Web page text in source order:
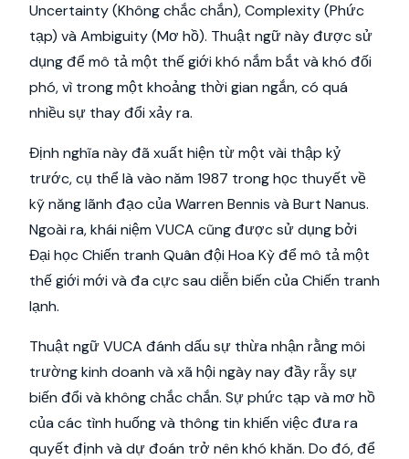
Uncertainty (Không chắc chắn), Complexity (Phức
tạp) và Ambiguity (Mơ hồ). Thuật ngữ này được sử
dụng để mô tả một thế giới khó nắm bắt và khó đối
phó, vì trong một khoảng thời gian ngắn, có quá
nhiều sự thay đổi xảy ra.
Định nghĩa này đã xuất hiện từ một vài thập kỷ
trước, cụ thể là vào năm 1987 trong học thuyết về
kỹ năng lãnh đạo của Warren Bennis và Burt Nanus.
Ngoài ra, khái niệm VUCA cũng được sử dụng bởi
Đại học Chiến tranh Quân đội Hoa Kỳ để mô tả một
thế giới mới và đa cực sau diễn biến của Chiến tranh
lạnh.
Thuật ngữ VUCA đánh dấu sự thừa nhận rằng môi
trường kinh doanh và xã hội ngày nay đầy rẫy sự
biến đổi và không chắc chắn. Sự phức tạp và mơ hồ
của các tình huống và thông tin khiến việc đưa ra
quyết định và dự đoán trở nên khó khăn. Do đó, để